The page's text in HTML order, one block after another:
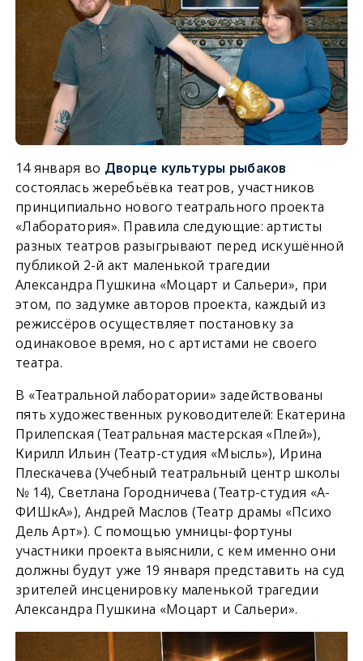
14 января во Дворце культуры рыбаков
состоялась жеребьёвка театров, участников
принципиально нового театрального проекта
«Лаборатория». Правила следующие: артисты
разных театров разыгрывают перед искушённой
публикой 2-й акт маленькой трагедии
Александра Пушкина «Моцарт и Сальери», при
этом, по задумке авторов проекта, каждый из
режиссёров осуществляет постановку за
одинаковое время, но с артистами не своего
театра.
В «Театральной лаборатории» задействованы
пять художественных руководителей: Екатерина
Прилепская (Театральная мастерская «Плей»),
Кирилл Ильин (Театр-студия «Мысль»), Ирина
Плескачева (Учебный театральный центр школы
№ 14), Светлана Городничева (Театр-студия «А-
ФИШкА»), Андрей Маслов (Театр драмы «Психо
Дель Арт»). С помощью умницы-фортуны
участники проекта выяснили, с кем именно они
должны будут уже 19 января представить на суд
зрителей инсценировку маленькой трагедии
Александра Пушкина «Моцарт и Сальери».